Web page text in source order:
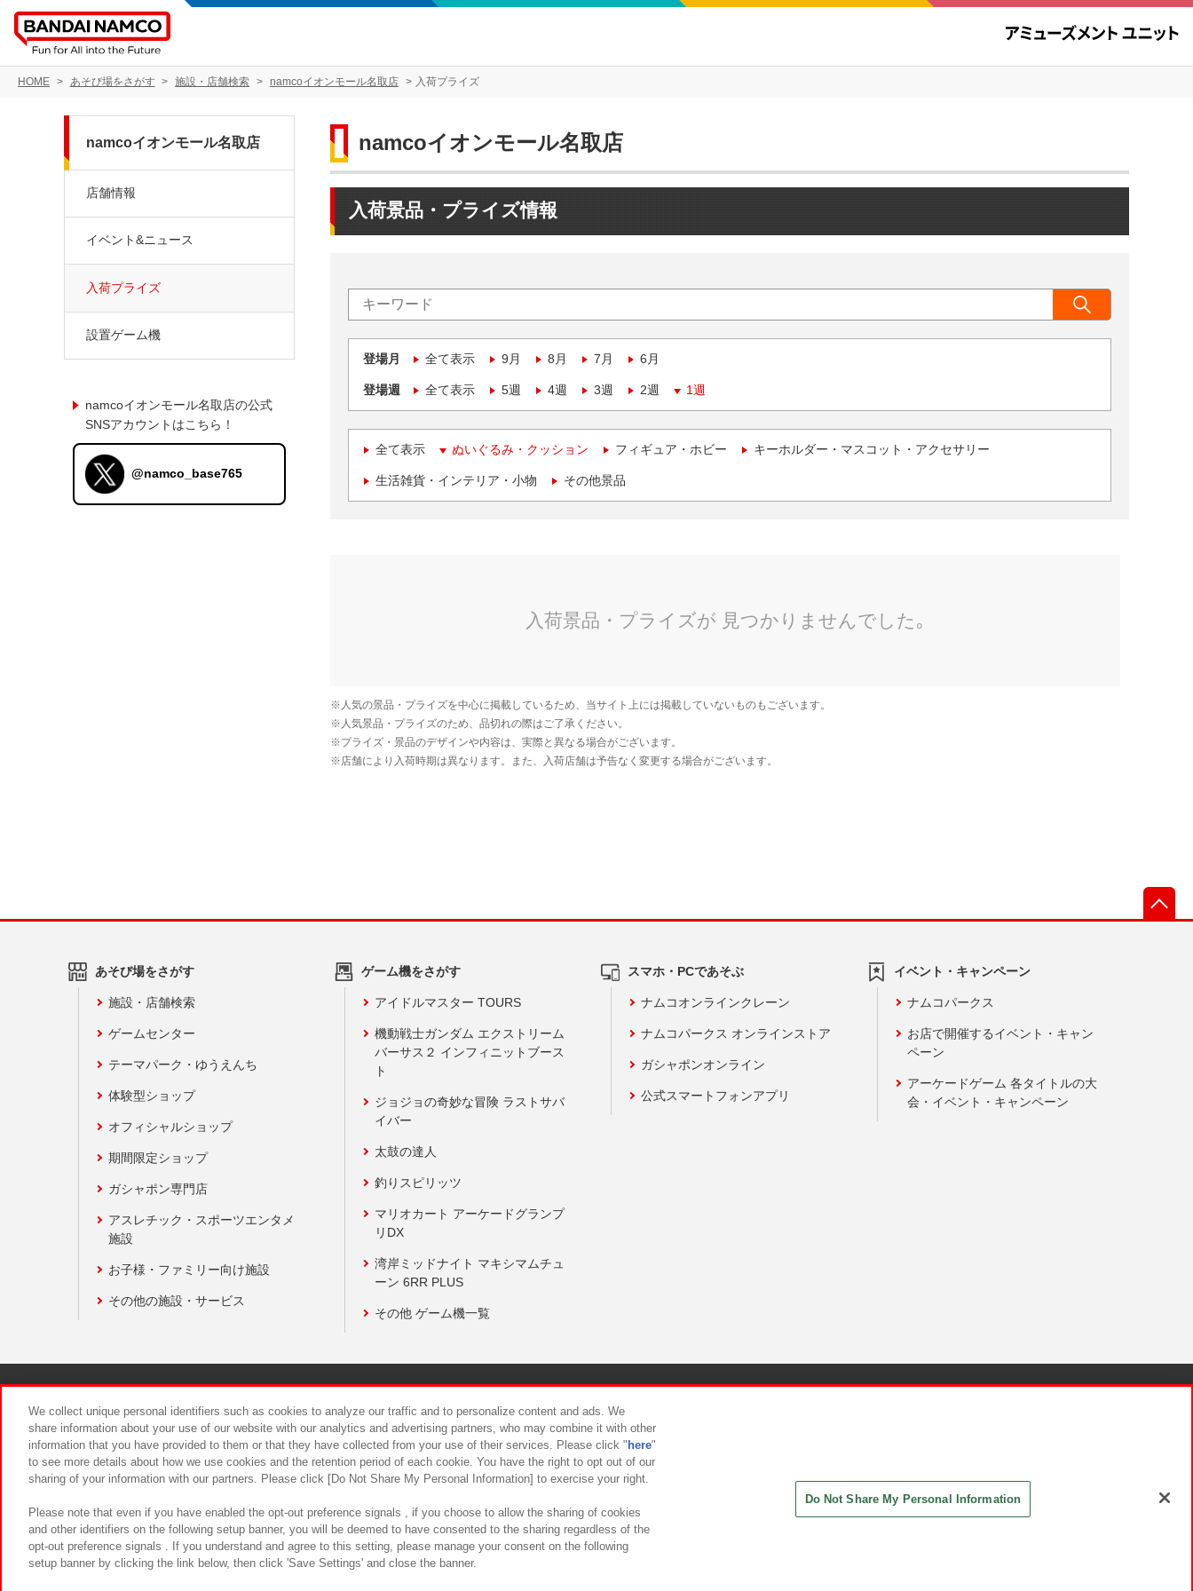
HOME あそび場をさがす 施設・店舗検索 namcoイオンモール名取店 入荷プライズ
namcoイオンモール名取店
入荷景品・プライズ情報
登場月 全て表示 9月 8月 7月 6月
登場週 全て表示 5週 4週 3週 2週 1週
全て表示 ぬいぐるみ・クッション フィギュア・ホビー キーホルダー・マスコット・アクセサリー
生活雑貨・インテリア・小物 その他景品
namcoイオンモール名取店
店舗情報
イベント&ニュース
入荷プライズ
設置ゲーム機
namcoイオンモール名取店の公式
SNSアカウントはこちら！
@namco_base765
あそび場をさがす
施設・店舗検索
ゲームセンター
テーマパーク・ゆうえんち
体験型ショップ
オフィシャルショップ
期間限定ショップ
ガシャポン専門店
アスレチック・スポーツエンタメ
施設
お子様・ファミリー向け施設
その他の施設・サービス
ゲーム機をさがす
アイドルマスター TOURS
機動戦士ガンダム エクストリーム
バーサス２ インフィニットブース
ト
ジョジョの奇妙な冒険 ラストサバ
イバー
太鼓の達人
釣りスピリッツ
マリオカート アーケードグランプ
リDX
湾岸ミッドナイト マキシマムチュ
ーン 6RR PLUS
その他 ゲーム機一覧
スマホ・PCであそぶ
ナムコオンラインクレーン
ナムコパークス オンラインストア
ガシャポンオンライン
公式スマートフォンアプリ
イベント・キャンペーン
ナムコパークス
お店で開催するイベント・キャン
ペーン
アーケードゲーム 各タイトルの大
会・イベント・キャンペーン
食品のご提供について カスタマーハラスメント対応方針
We collect unique personal identifiers such as cookies to analyze our traffic and to personalize content and ads. We
share information about your use of our website with our analytics and advertising partners, who may combine it with other
information that you have provided to them or that they have collected from your use of their services. Please click " here"
to see more details about how we use cookies and the retention period of each cookie. You have the right to opt out of our
sharing of your information with our partners. Please click [Do Not Share My Personal Information] to exercise your right.
Please note that even if you have enabled the opt-out preference signals , if you choose to allow the sharing of cookies
and other identifiers on the following setup banner, you will be deemed to have consented to the sharing regardless of the
opt-out preference signals . If you understand and agree to this setting, please manage your consent on the following
setup banner by clicking the link below, then click 'Save Settings' and close the banner.
Do Not Share My Personal Information